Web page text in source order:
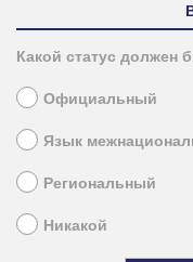
Какой статус должен
Официальный
Язык
Региональный
Никакой